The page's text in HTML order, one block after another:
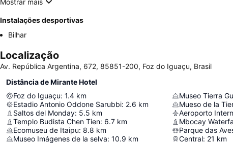
Mostrar mais
Instalações desportivas
Bilhar
Localização
Av. República Argentina, 672, 85851-200, Foz do Iguaçu, Brasil
Distância de Mirante Hotel
Foz do Iguaçu: 1.4 km
Estadio Antonio Oddone Sarubbi: 2.6 km
Saltos del Monday: 5.5 km
Templo Budista Chen Tien: 6.7 km
Ecomuseu de Itaipu: 8.8 km
Museo Imágenes de la selva: 10.9 km
Museo Tierra
Mueso de la
Mbocay
Parque das
Central: 21 km